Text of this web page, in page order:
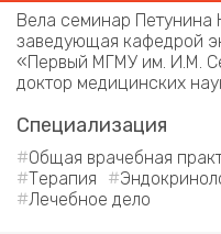
Вела семинар
заведующая кафедрой
«Первый МГМУ им. И.М.
доктор медицинских
Специализация
Общая врачебная
Терапия
Лечебное дело